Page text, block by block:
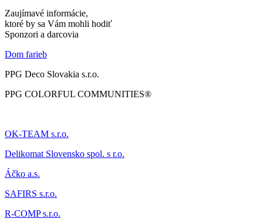
Zaujímavé informácie,
ktoré by sa Vám mohli hodiť
Sponzori a darcovia
Dom farieb
PPG Deco Slovakia s.r.o.
PPG COLORFUL COMMUNITIES®
OK-TEAM s.r.o.
Delikomat Slovensko spol. s r.o.
Áčko a.s.
SAFIRS s.r.o.
R-COMP s.r.o.